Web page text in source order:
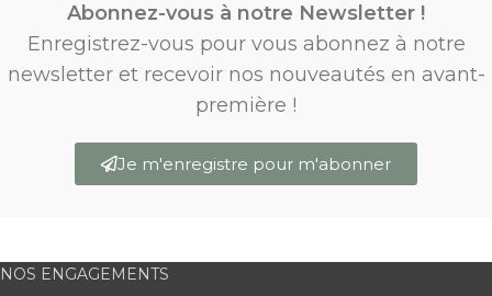
Abonnez-vous à notre Newsletter !
Enregistrez-vous pour vous abonnez à notre
newsletter et recevoir nos nouveautés en avant-
première !
Je m'enregistre pour m'abonner
NOS ENGAGEMENTS